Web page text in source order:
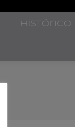
histórico